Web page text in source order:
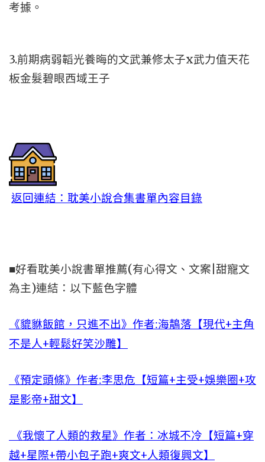
考據。
3.前期病弱韜光養晦的文武兼修太子x武力值天花
板金髮碧眼西域王子
返回連結：耽美小說合集書單內容目錄
■好看耽美小說書單推薦(有心得文、文案|甜寵文
為主)連結：以下藍色字體
《貔貅飯館，只進不出》作者:海鶄落【現代+主角
不是人+輕鬆好笑沙雕】
《預定頭條》作者:李思危【短篇+主受+娛樂圈+攻
是影帝+甜文】
《我懷了人類的救星》作者：冰城不冷【短篇+穿
越+星際+帶小包子跑+爽文+人類復興文】